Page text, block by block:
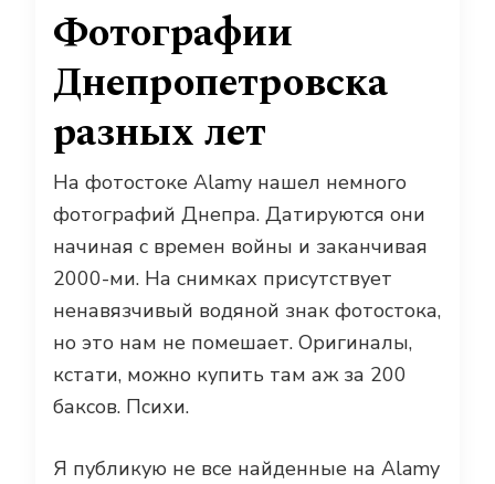
Фотографии
Днепропетровска
разных лет
На фотостоке Alamy нашел немного
фотографий Днепра. Датируются они
начиная с времен войны и заканчивая
2000-ми. На снимках присутствует
ненавязчивый водяной знак фотостока,
но это нам не помешает. Оригиналы,
кстати, можно купить там аж за 200
баксов. Психи.
Я публикую не все найденные на Alamy